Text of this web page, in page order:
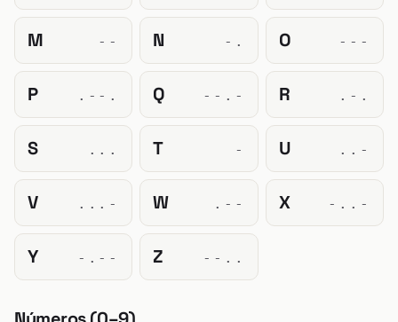
M -- N -. O ---
P .--. Q --.- R .-.
S ... T - U ..-
V ...- W .-- X -..-
Y -.-- Z --..